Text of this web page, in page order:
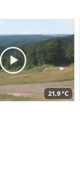
21,9 °C